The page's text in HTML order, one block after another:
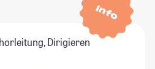
Info
Dirigieren